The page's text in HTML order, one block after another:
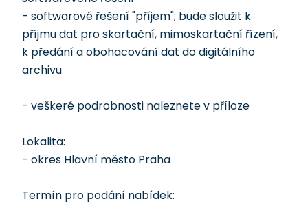
- softwarové řešení "příjem"; bude sloužit k
příjmu dat pro skartační, mimoskartační řízení,
k předání a obohacování dat do digitálního
archivu
- veškeré podrobnosti naleznete v příloze
Lokalita:
- okres Hlavní město Praha
Termín pro podání nabídek: